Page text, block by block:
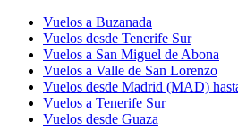
Vuelos a Buzanada
Vuelos desde Tenerife Sur
Vuelos a San Miguel de Abona
Vuelos a Valle de San Lorenzo
Vuelos desde Madrid (MAD)
Vuelos a Tenerife Sur
Vuelos desde Guaza